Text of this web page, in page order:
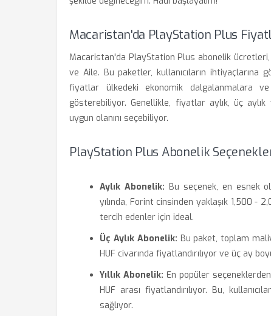
Macaristan'da PlayStation Plus
Macaristan'da PlayStation Plus abonelik
ve Aile. Bu paketler, kullanıcıların ihtiyaçlarına
fiyatlar ülkedeki ekonomik dalgalanmalara
gösterebiliyor. Genellikle, fiyatlar aylık, üç
uygun olanını seçebiliyor.
PlayStation Plus Abonelik
Aylık Abonelik: Bu seçenek, en esnek
yılında, Forint cinsinden yaklaşık 1,500 -
tercih edenler için ideal.
Üç Aylık Abonelik: Bu paket, toplam
HUF civarında fiyatlandırılıyor ve üç ay
Yıllık Abonelik: En popüler
HUF arası fiyatlandırılıyor. Bu,
sağlıyor.